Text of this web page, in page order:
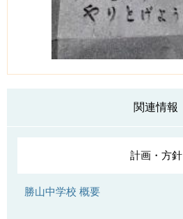
関連情報
計画・方針
勝山中学校 概要